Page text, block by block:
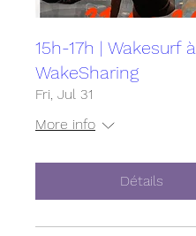
15h-17h | Wakesurf à
WakeSharing
Fri, Jul 31
More info
Détails